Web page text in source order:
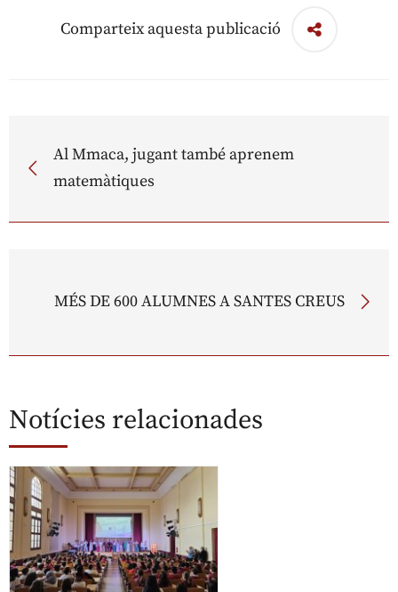
Comparteix aquesta publicació
Al Mmaca, jugant també aprenem
matemàtiques
MÉS DE 600 ALUMNES A SANTES CREUS
Notícies relacionades